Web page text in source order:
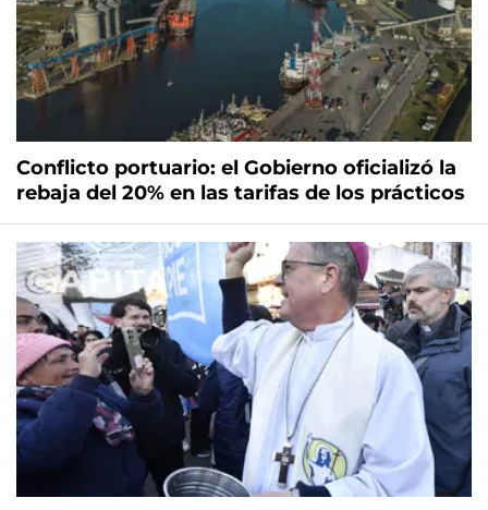
Conflicto portuario: el Gobierno oficializó la
rebaja del 20% en las tarifas de los prácticos